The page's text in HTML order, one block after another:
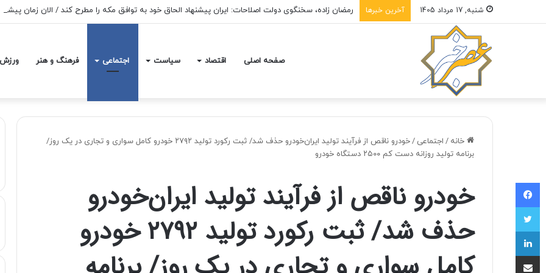
شنبه, 17 مرداد 1405 آخرین خبرها
صفحه اصلی اقتصاد سیاست اجتماعی فرهنگ و هنر ورزش
خانه / اجتماعی /
خودرو ناقص از فرآیند تولید ایران‌خودرو حذف شد/ ثبت رکورد تولید ۲۷۹۲ خودرو کامل سواری و تجاری در یک روز/
برنامه تولید روزانه دست کم ۲۵۰۰ دستگاه خودرو
خودرو ناقص از فرآیند تولید ایران‌خودرو
حذف شد/ ثبت رکورد تولید ۲۷۹۲ خودرو